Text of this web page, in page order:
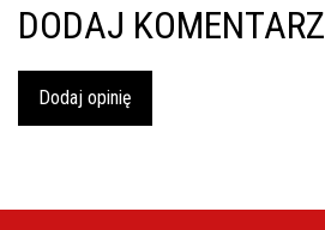
DODAJ KOMENTARZ
Dodaj opinię